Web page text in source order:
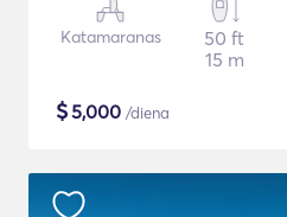
Katamaranas
50 ft
15 m
$5,000 /diena